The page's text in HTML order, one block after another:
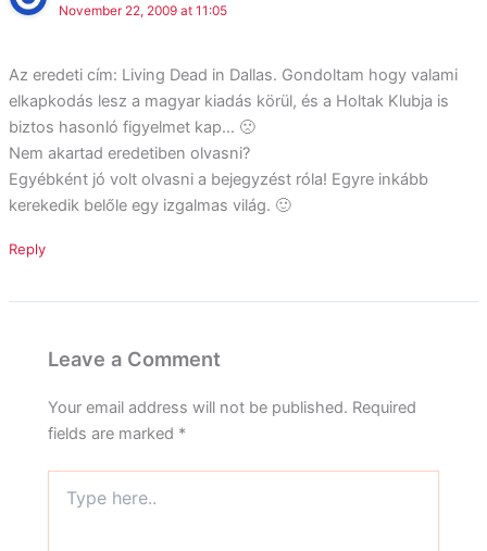
November 22, 2009 at 11:05
Az eredeti cím: Living Dead in Dallas. Gondoltam hogy valami
elkapkodás lesz a magyar kiadás körül, és a Holtak Klubja is
biztos hasonló figyelmet kap… 🙁
Nem akartad eredetiben olvasni?
Egyébként jó volt olvasni a bejegyzést róla! Egyre inkább
kerekedik belőle egy izgalmas világ. 🙂
Reply
Leave a Comment
Your email address will not be published. Required
fields are marked *
here..